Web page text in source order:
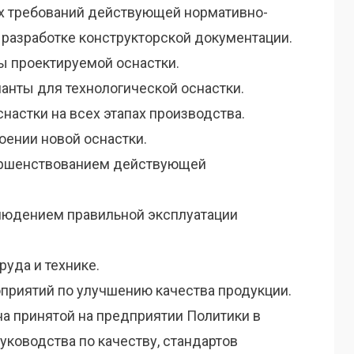
требований действующей нормативно-
конструкторской документации.
проектируемой оснастки.
для технологической оснастки.
на всех этапах производства.
новой оснастки.
действующей
правильной эксплуатации
и технике.
по улучшению качества продукции.
принятой на предприятии Политики в
по качеству, стандартов